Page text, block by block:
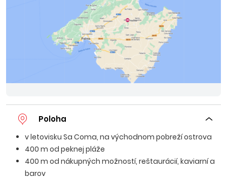
Poloha
v letovisku Sa Coma, na východnom pobreží ostrova
400 m od peknej pláže
400 m od nákupných možností, reštaurácií, kaviarní a
barov